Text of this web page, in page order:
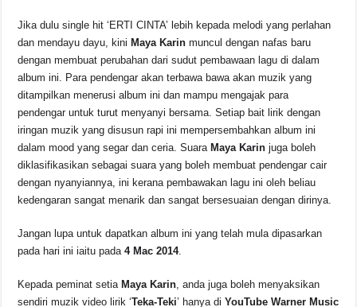
Jika dulu single hit ‘ERTI CINTA’ lebih kepada melodi yang perlahan
dan mendayu dayu, kini Maya Karin muncul dengan nafas baru
dengan membuat perubahan dari sudut pembawaan lagu di dalam
album ini. Para pendengar akan terbawa bawa akan muzik yang
ditampilkan menerusi album ini dan mampu mengajak para
pendengar untuk turut menyanyi bersama. Setiap bait lirik dengan
iringan muzik yang disusun rapi ini mempersembahkan album ini
dalam mood yang segar dan ceria. Suara Maya Karin juga boleh
diklasifikasikan sebagai suara yang boleh membuat pendengar cair
dengan nyanyiannya, ini kerana pembawakan lagu ini oleh beliau
kedengaran sangat menarik dan sangat bersesuaian dengan dirinya.
Jangan lupa untuk dapatkan album ini yang telah mula dipasarkan
pada hari ini iaitu pada4 Mac 2014.
Kepada peminat setia Maya Karin , anda juga boleh menyaksikan
sendiri muzik video lirik ‘Teka-Teki’ hanya diYouTube Warner Music